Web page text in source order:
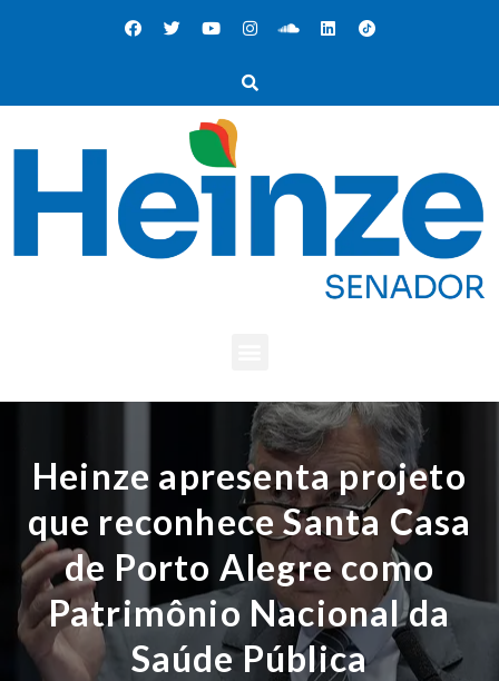
Heinze apresenta projeto
que reconhece Santa Casa
de Porto Alegre como
Patrimônio Nacional da
Saúde Pública